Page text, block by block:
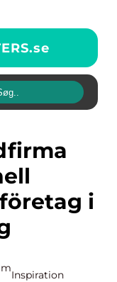
se
i
Inspiration